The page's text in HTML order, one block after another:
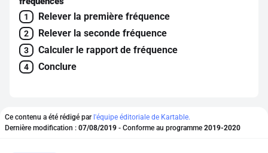
1 Relever la première fréquence
2 Relever la seconde fréquence
3 Calculer le rapport de fréquence
4 Conclure
Ce contenu a été rédigé par l'équipe éditoriale de Kartable.
Dernière modification : 07/08/2019 - Conforme au programme 2019-2020